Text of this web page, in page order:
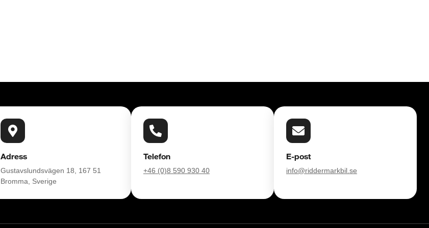
Adress
Gustavslundsvägen 18, 167 51
Bromma, Sverige
Telefon
+46 (0)8 590 930 40
E-post
info@riddermarkbil.se